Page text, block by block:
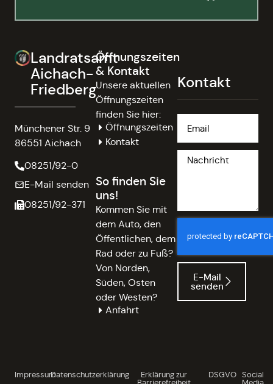
Landratsamt
Aichach-
Friedberg
Münchener Str. 9
86551 Aichach
08251/92-0
E-Mail senden
08251/92-371
Öffnungszeiten
& Kontakt
Unsere aktuellen
Öffnungszeiten
finden Sie hier:
Öffnungszeiten
Kontakt
So finden Sie
uns!
Kommen Sie mit
dem Auto, den
Öffentlichen, dem
Rad oder zu Fuß?
Von Norden,
Süden, Osten
oder Westen?
Anfahrt
Kontakt
E-Mail
senden
ImpressumDatenschutzerklärung Erklärung zur DSGVO Social